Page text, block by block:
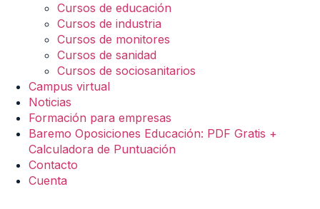
Cursos de educación
Cursos de industria
Cursos de monitores
Cursos de sanidad
Cursos de sociosanitarios
Campus virtual
Noticias
Formación para empresas
Baremo Oposiciones Educación: PDF Gratis +
Calculadora de Puntuación
Contacto
Cuenta